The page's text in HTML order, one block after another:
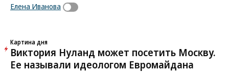
Елена Иванова
Картина дня
Виктория Нуланд может посетить Москву.
Ее называли идеологом Евромайдана